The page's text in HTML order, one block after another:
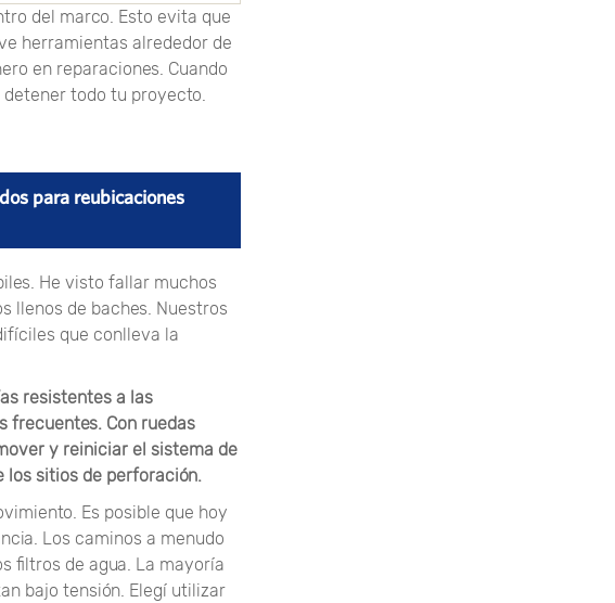
del marco. Esto evita que
herramientas alrededor de
en reparaciones. Cuando
todo tu proyecto.
para reubicaciones
He visto fallar muchos
llenos de baches. Nuestros
que conlleva la
resistentes a las
frecuentes. Con ruedas
y reiniciar el sistema de
los sitios de perforación.
Es posible que hoy
Los caminos a menudo
filtros de agua. La mayoría
bajo tensión. Elegí utilizar